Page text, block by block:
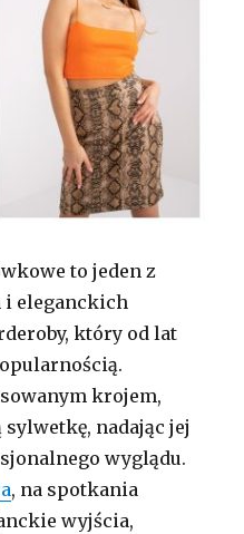
to jeden z
i eleganckich
który od lat
krojem,
nadając jej
wyglądu.
, na spotkania
wyjścia,